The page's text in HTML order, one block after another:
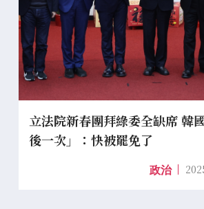
立法院新春團拜綠委全缺席 韓
後一次」：快被罷免了
政治